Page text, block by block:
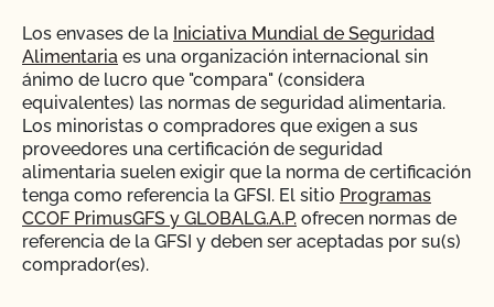
Los envases de la Iniciativa Mundial de Seguridad
Alimentaria es una organización internacional sin
ánimo de lucro que "compara" (considera
equivalentes) las normas de seguridad alimentaria.
Los minoristas o compradores que exigen a sus
proveedores una certificación de seguridad
alimentaria suelen exigir que la norma de certificación
tenga como referencia la GFSI. El sitio Programas
CCOF PrimusGFS y GLOBALG.A.P. ofrecen normas de
referencia de la GFSI y deben ser aceptadas por su(s)
comprador(es).